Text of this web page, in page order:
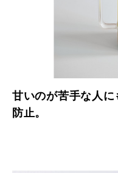
甘いのが苦手な人
防止。